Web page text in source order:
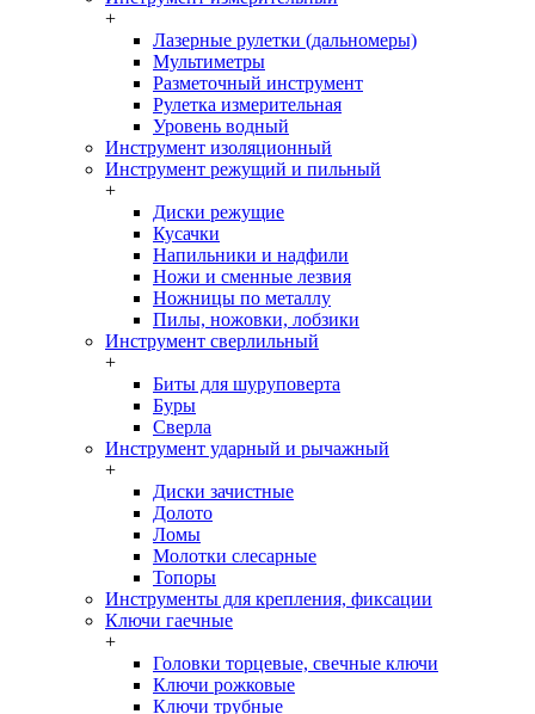
+
Лазерные рулетки (дальномеры)
Мультиметры
Разметочный инструмент
Рулетка измерительная
Уровень водный
Инструмент изоляционный
Инструмент режущий и пильный
+
Диски режущие
Кусачки
Напильники и надфили
Ножи и сменные лезвия
Ножницы по металлу
Пилы, ножовки, лобзики
Инструмент сверлильный
+
Биты для шуруповерта
Буры
Сверла
Инструмент ударный и рычажный
+
Диски зачистные
Долото
Ломы
Молотки слесарные
Топоры
Инструменты для крепления, фиксации
Ключи гаечные
+
Головки торцевые, свечные ключи
Ключи рожковые
Ключи трубные